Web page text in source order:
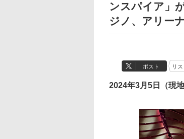
ンスパイア」
ジノ、アリー
ポスト リス
2024年3月5日（現